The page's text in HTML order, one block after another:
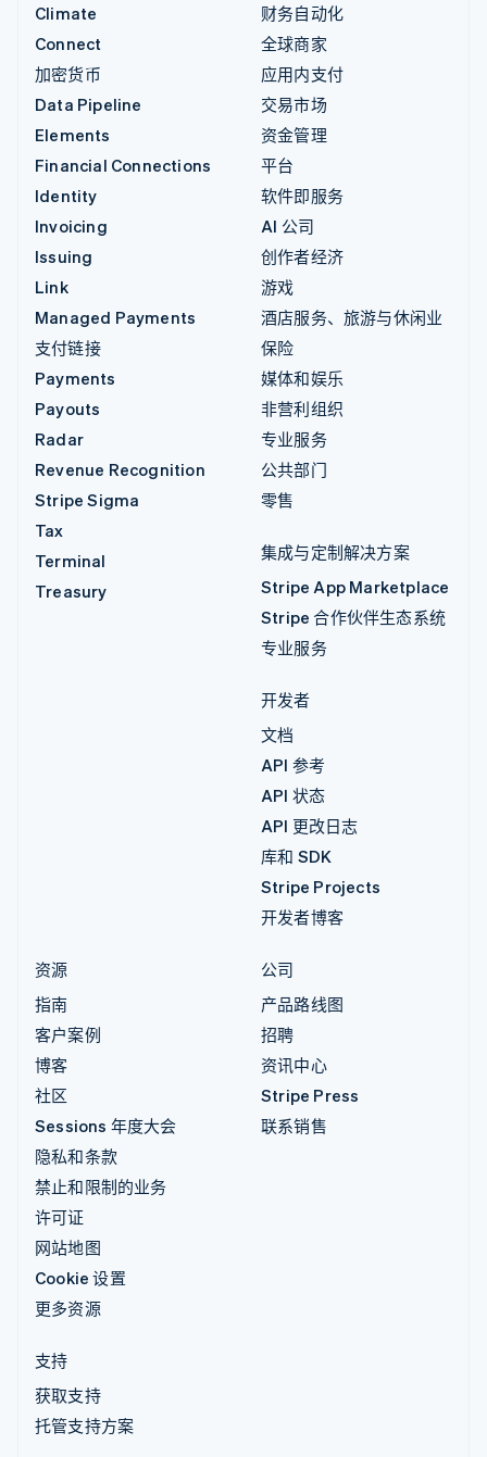
Climate
Connect
加密货币
Data Pipeline
Elements
Financial Connections
Identity
Invoicing
Issuing
Link
Managed Payments
支付链接
Payments
Payouts
Radar
Revenue Recognition
Stripe Sigma
Tax
Terminal
Treasury
财务自动化
全球商家
应用内支付
交易市场
资金管理
平台
软件即服务
AI 公司
创作者经济
游戏
酒店服务、旅游与休闲业
保险
媒体和娱乐
非营利组织
专业服务
公共部门
零售
集成与定制解决方案
Stripe App Marketplace
Stripe 合作伙伴生态系统
专业服务
开发者
文档
API 参考
API 状态
API 更改日志
库和 SDK
Stripe Projects
开发者博客
资源
指南
客户案例
博客
社区
Sessions 年度大会
隐私和条款
禁止和限制的业务
许可证
网站地图
Cookie 设置
更多资源
公司
产品路线图
招聘
资讯中心
Stripe Press
联系销售
支持
获取支持
托管支持方案